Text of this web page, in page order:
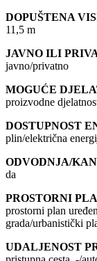
DOPUŠTENA
11,5 m
JAVNO ILI
javno/privatno
MOGUĆE
proizvodne
DOSTUPNOST
plin/električna
ODVODNJA/
da
PROSTORNI
prostorni plan
grada/urbanistički
UDALJENOST